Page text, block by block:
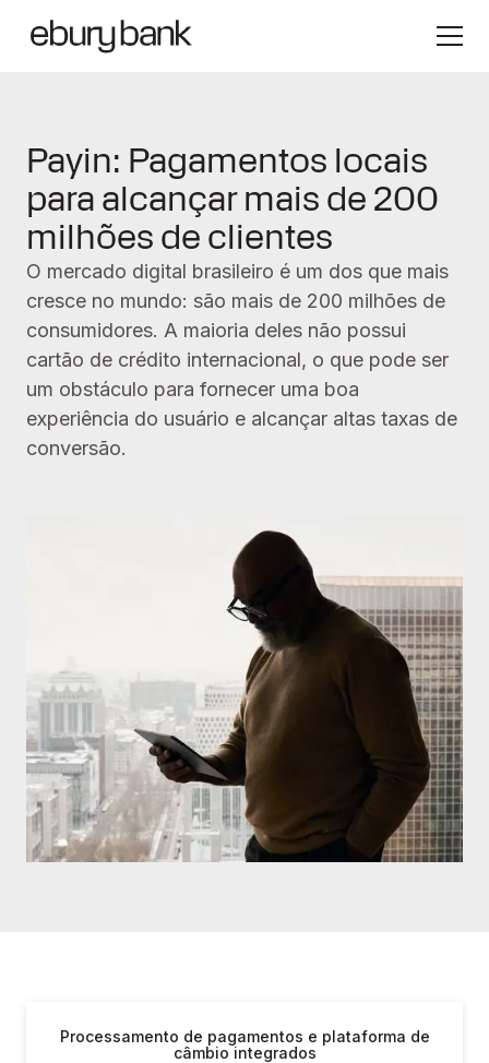
Payin: Pagamentos locais
para alcançar mais de 200
milhões de clientes
O mercado digital brasileiro é um dos que mais
cresce no mundo: são mais de 200 milhões de
consumidores. A maioria deles não possui
cartão de crédito internacional, o que pode ser
um obstáculo para fornecer uma boa
experiência do usuário e alcançar altas taxas de
conversão.
Processamento de pagamentos e plataforma de
câmbio integrados